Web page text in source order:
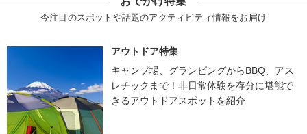
今注目のスポットや話題のアクティビティ情報をお届け
アウトドア特集
キャンプ場、グランピングからBBQ、アス
レチックまで！非日常体験を存分に堪能で
きるアウトドアスポットを紹介